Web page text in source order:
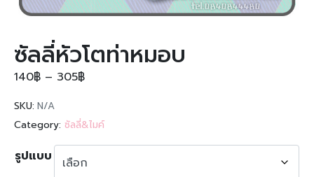
ซัลลี่หัวโตท่าหมอบ
140฿ – 305฿
SKU: N/A
Category: ซัลลี่&ไมค์
รูปแบบ